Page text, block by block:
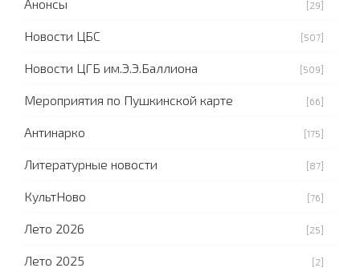
Анонсы [29]
Новости ЦБС [507]
Новости ЦГБ им.Э.Э.Баллиона [509]
Мероприятия по Пушкинской карте [66]
Антинарко [175]
Литературные новости [87]
КультНово [76]
Лето 2026 [25]
Лето 2025 [2]